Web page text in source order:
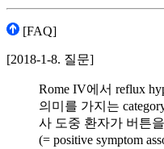
[FAQ]
[2018-1-8. 질문]
Rome IV에서 reflux
의미를 가지는
사 도중 환자가 버튼
(= positive symptom